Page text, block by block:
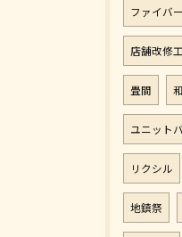
ファイバ
店舗改修
畳間
ユニット
リクシル
地鎮祭